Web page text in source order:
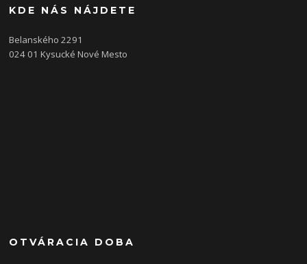
KDE NÁS NÁJDETE
Belanského 2291
024 01 Kysucké Nové Mesto
OTVÁRACIA DOBA